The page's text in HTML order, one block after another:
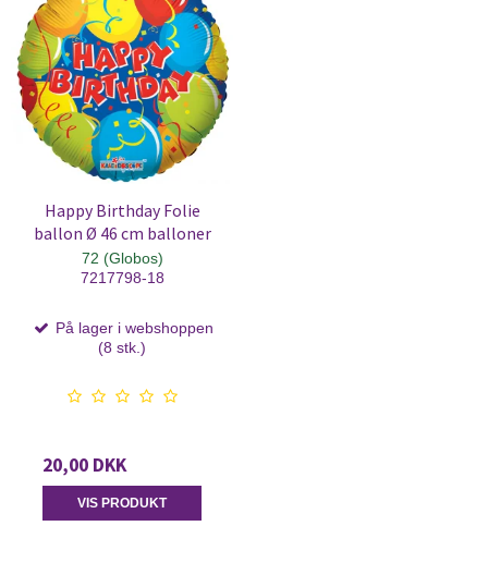
Happy Birthday Folie
ballon Ø 46 cm balloner
72 (Globos)
7217798-18
På lager i webshoppen
(8 stk.)
20,00 DKK
VIS PRODUKT